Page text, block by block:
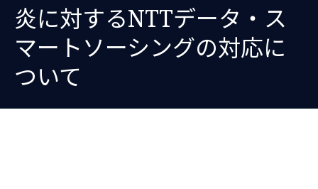
炎に対するNTTデータ・ス
マートソーシングの対応に
ついて